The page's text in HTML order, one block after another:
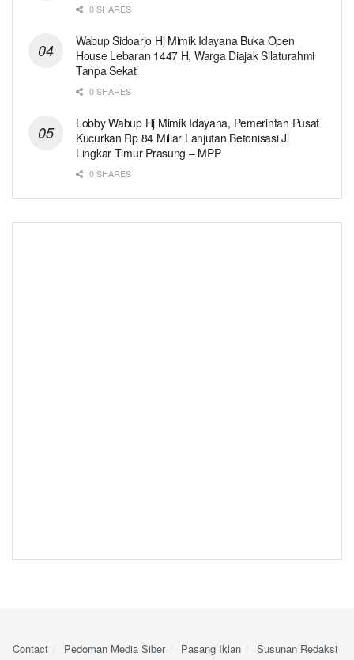
0 SHARES
Wabup Sidoarjo Hj Mimik Idayana Buka Open
House Lebaran 1447 H, Warga Diajak Silaturahmi
Tanpa Sekat
0 SHARES
Lobby Wabup Hj Mimik Idayana, Pemerintah Pusat
Kucurkan Rp 84 Miliar Lanjutan Betonisasi Jl
Lingkar Timur Prasung – MPP
0 SHARES
Contact Pedoman Media Siber Pasang Iklan Susunan Redaksi